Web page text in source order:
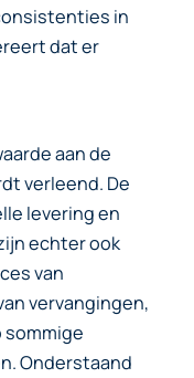
in
dat er
aan de
verleend. De
levering en
echter ook
van
vervangingen,
sommige
Onderstaand